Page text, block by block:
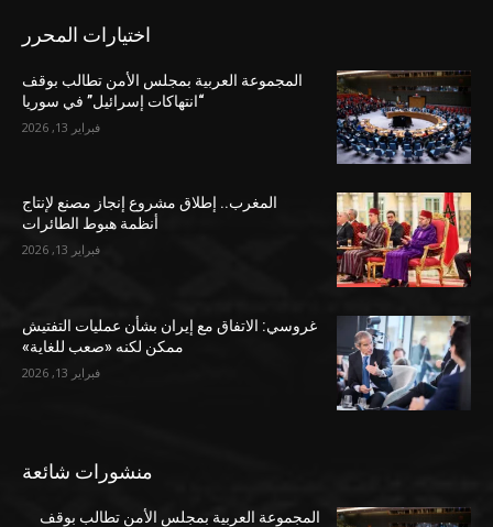
اختيارات المحرر
المجموعة العربية بمجلس الأمن تطالب بوقف
“انتهاكات إسرائيل” في سوريا
فبراير 13, 2026
المغرب.. إطلاق مشروع إنجاز مصنع لإنتاج
أنظمة هبوط الطائرات
فبراير 13, 2026
غروسي: الاتفاق مع إيران بشأن عمليات التفتيش
ممكن لكنه «صعب للغاية»
فبراير 13, 2026
منشورات شائعة
المجموعة العربية بمجلس الأمن تطالب بوقف